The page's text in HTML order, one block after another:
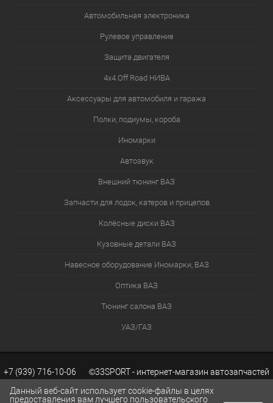
Автомобильная электроника
Рулевое управление
Защита двигателя
4х4.Off Road НИВА
Аксессуары для автомобиля и гаража
Полки, подиумы, короба
Иномарки
Автозвук
Внешний тюнинг ВАЗ
Запчасти для лодок, катеров и прицепов
Колёсные диски ВАЗ
Кузовные детали ВАЗ
Навесное оборудование Иномарки, ВАЗ
Оптика ВАЗ
Тюнинг салона ВАЗ
УАЗ/ГАЗ
+7 (939) 716-10-06 ©33SPORT - интернет-магазин автозапчастей
Данный веб-сайт использует cookie-файлы в целях
предоставления вам лучшего пользовательского